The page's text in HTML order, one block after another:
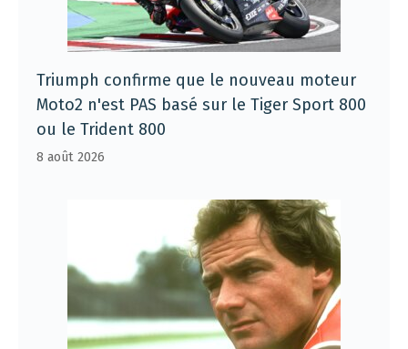
Triumph confirme que le nouveau moteur
Moto2 n'est PAS basé sur le Tiger Sport 800
ou le Trident 800
8 août 2026